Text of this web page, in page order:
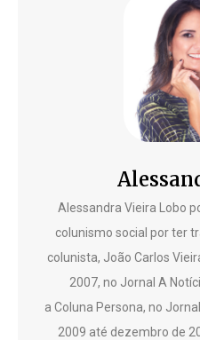
Alessandra Vieira Lobo
colunismo social por ter
colunista, João Carlos
2007, no Jornal A
a Coluna Persona, no
2009 até dezembro de